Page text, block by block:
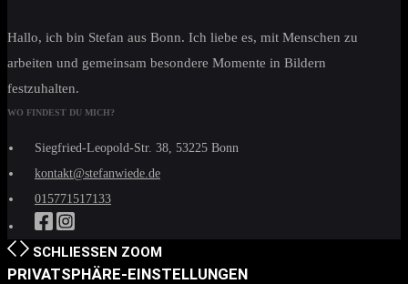
Hallo, ich bin Stefan aus Bonn. Ich liebe es, mit Menschen zu
arbeiten und gemeinsam besondere Momente in Bildern
festzuhalten.
WO FINDEST DU MICH?
Siegfried-Leopold-Str. 38, 53225 Bonn
kontakt@stefanwiede.de
015771517133
SCHLIESSEN ZOOM
PRIVATSPHÄRE-EINSTELLUNGEN